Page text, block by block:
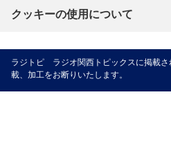
クッキーの使用について
ラジトピ ラジオ関西トピックスに掲載さ
載、加工をお断りいたします。